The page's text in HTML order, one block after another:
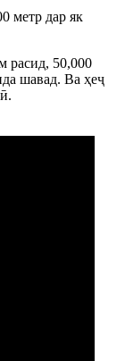
метр дар як
расид, 50,000
шавад. Ва ҳеҷ